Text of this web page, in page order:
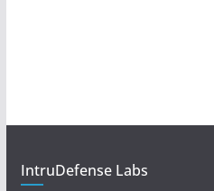
IntruDefense Labs